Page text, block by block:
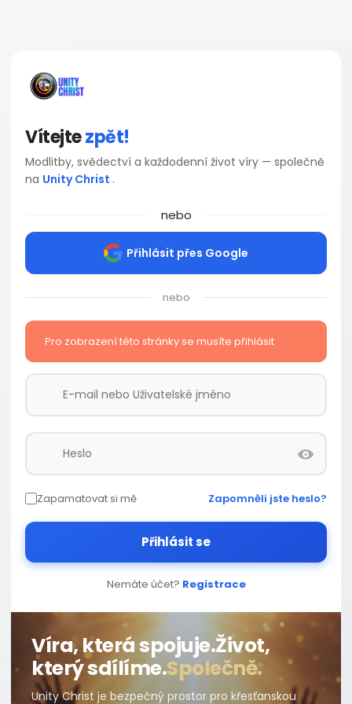
Vítejtezpět!
Modlitby, svědectví a každodenní život víry — společně
na Unity Christ .
nebo
Přihlásit přes Google
nebo
Pro zobrazení této stránky se musíte přihlásit
Zapamatovat si mě Zapomněli jste heslo?
Přihlásit se
Nemáte účet? Registrace
Víra, která spojuje.Život,
který sdílíme.Společně.
Unity Christ je bezpečný prostor pro křesťanskou